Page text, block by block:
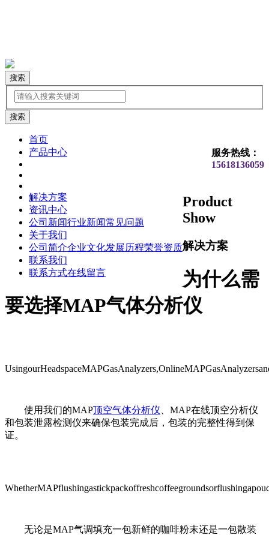
搜索
服务热线：
15618136059
首页
产品中心
解决方案
资讯中心
公司新闻行业新闻常见问题
关于我们
公司简介企业文化发展历程荣誉资质
联系我们
联系方式在线留言
Product
Show
解决方案
为什么需
要选择MAP气体分析仪
使用我们的MAP顶空气体分析仪 、MAP在线顶空分析仪
和包装泄露检测仪来确保包装完成后，包装的完整性得到保
证。
无论是MAP气调填充一包新鲜的咖啡粉末还是一包散装